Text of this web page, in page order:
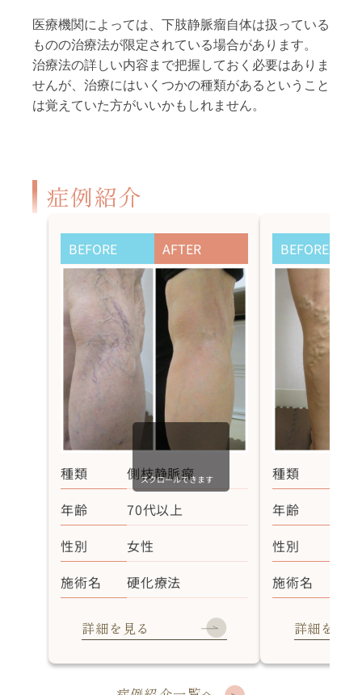
医療機関によっては、下肢静脈瘤自体は扱っている
ものの治療法が限定されている場合があります。
治療法の詳しい内容まで把握しておく必要はありま
せんが、治療にはいくつかの種類があるということ
は覚えていた方がいいかもしれません。
症例紹介
BEFORE AFTER
種類
側枝静脈瘤
年齢
70代以上
性別
女性
施術名
硬化療法
詳細を見る
BEFORE
種類
年齢
性別
施術名
詳細を見る
スクロールできます